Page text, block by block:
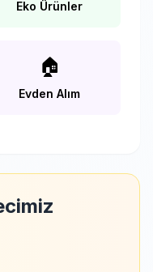
Eko Ürünler
🏠
Evden Alım